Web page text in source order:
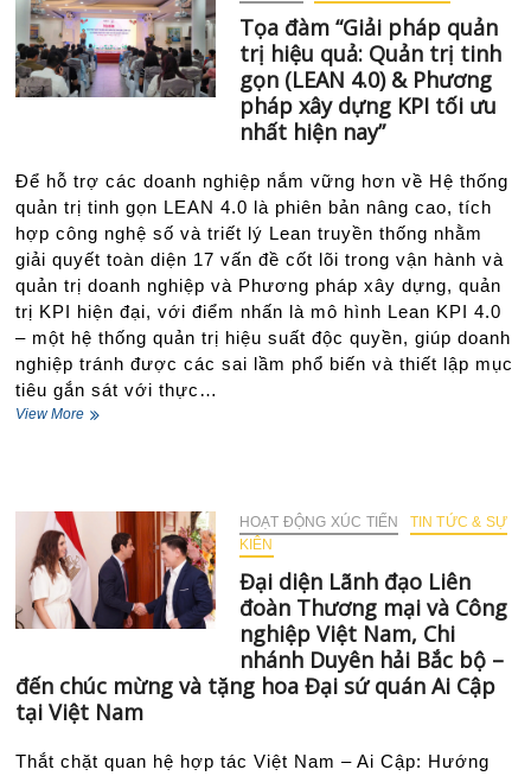
Thành
lập
Hội
Doanh
nghiệp
mình
vì
triển
kinh
tế
địa
phương
Tọa đàm “Giải pháp quản
trị hiệu quả: Quản trị tinh
gọn (LEAN 4.0) & Phương
pháp xây dựng KPI tối ưu
nhất hiện nay”
Để hỗ trợ các doanh nghiệp nắm vững hơn về Hệ thống
quản trị tinh gọn LEAN 4.0 là phiên bản nâng cao, tích
hợp công nghệ số và triết lý Lean truyền thống nhằm
giải quyết toàn diện 17 vấn đề cốt lõi trong vận hành và
quản trị doanh nghiệp và Phương pháp xây dựng, quản
trị KPI hiện đại, với điểm nhấn là mô hình Lean KPI 4.0
– một hệ thống quản trị hiệu suất độc quyền, giúp doanh
nghiệp tránh được các sai lầm phổ biến và thiết lập mục
tiêu gắn sát với thực…
View MoreTọa
hiệu
quả:
Quản
trị
tinh
4.0)
&
pháp
HOẠT ĐỘNG XÚC TIẾN
TIN TỨC & SỰ
KIÊN
Đại diện Lãnh đạo Liên
đoàn Thương mại và Công
nghiệp Việt Nam, Chi
nhánh Duyên hải Bắc bộ –
đến chúc mừng và tặng hoa Đại sứ quán Ai Cập
tại Việt Nam
Thắt chặt quan hệ hợp tác Việt Nam – Ai Cập: Hướng